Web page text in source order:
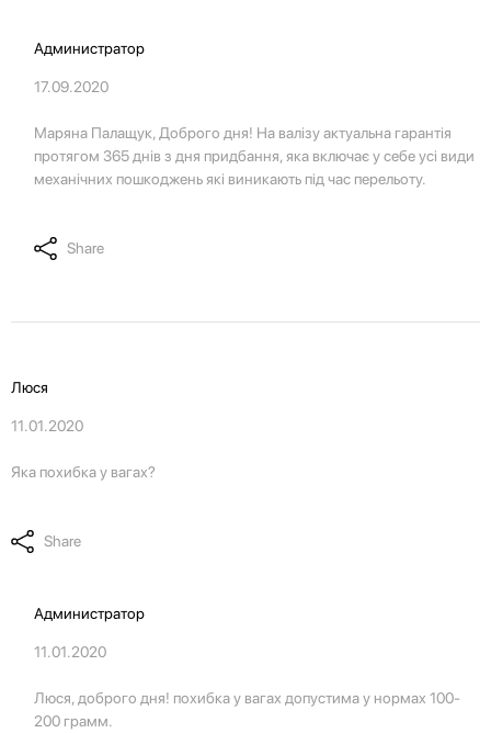
Администратор
17.09.2020
Маряна Палащук, Доброго дня! На валізу актуальна гарантія
протягом 365 днів з дня придбання, яка включає у себе усі види
механічних пошкоджень які виникають під час перельоту.
Share
Люся
11.01.2020
Яка похибка у вагах?
Share
Администратор
11.01.2020
Люся, доброго дня! похибка у вагах допустима у нормах 100-
200 грамм.